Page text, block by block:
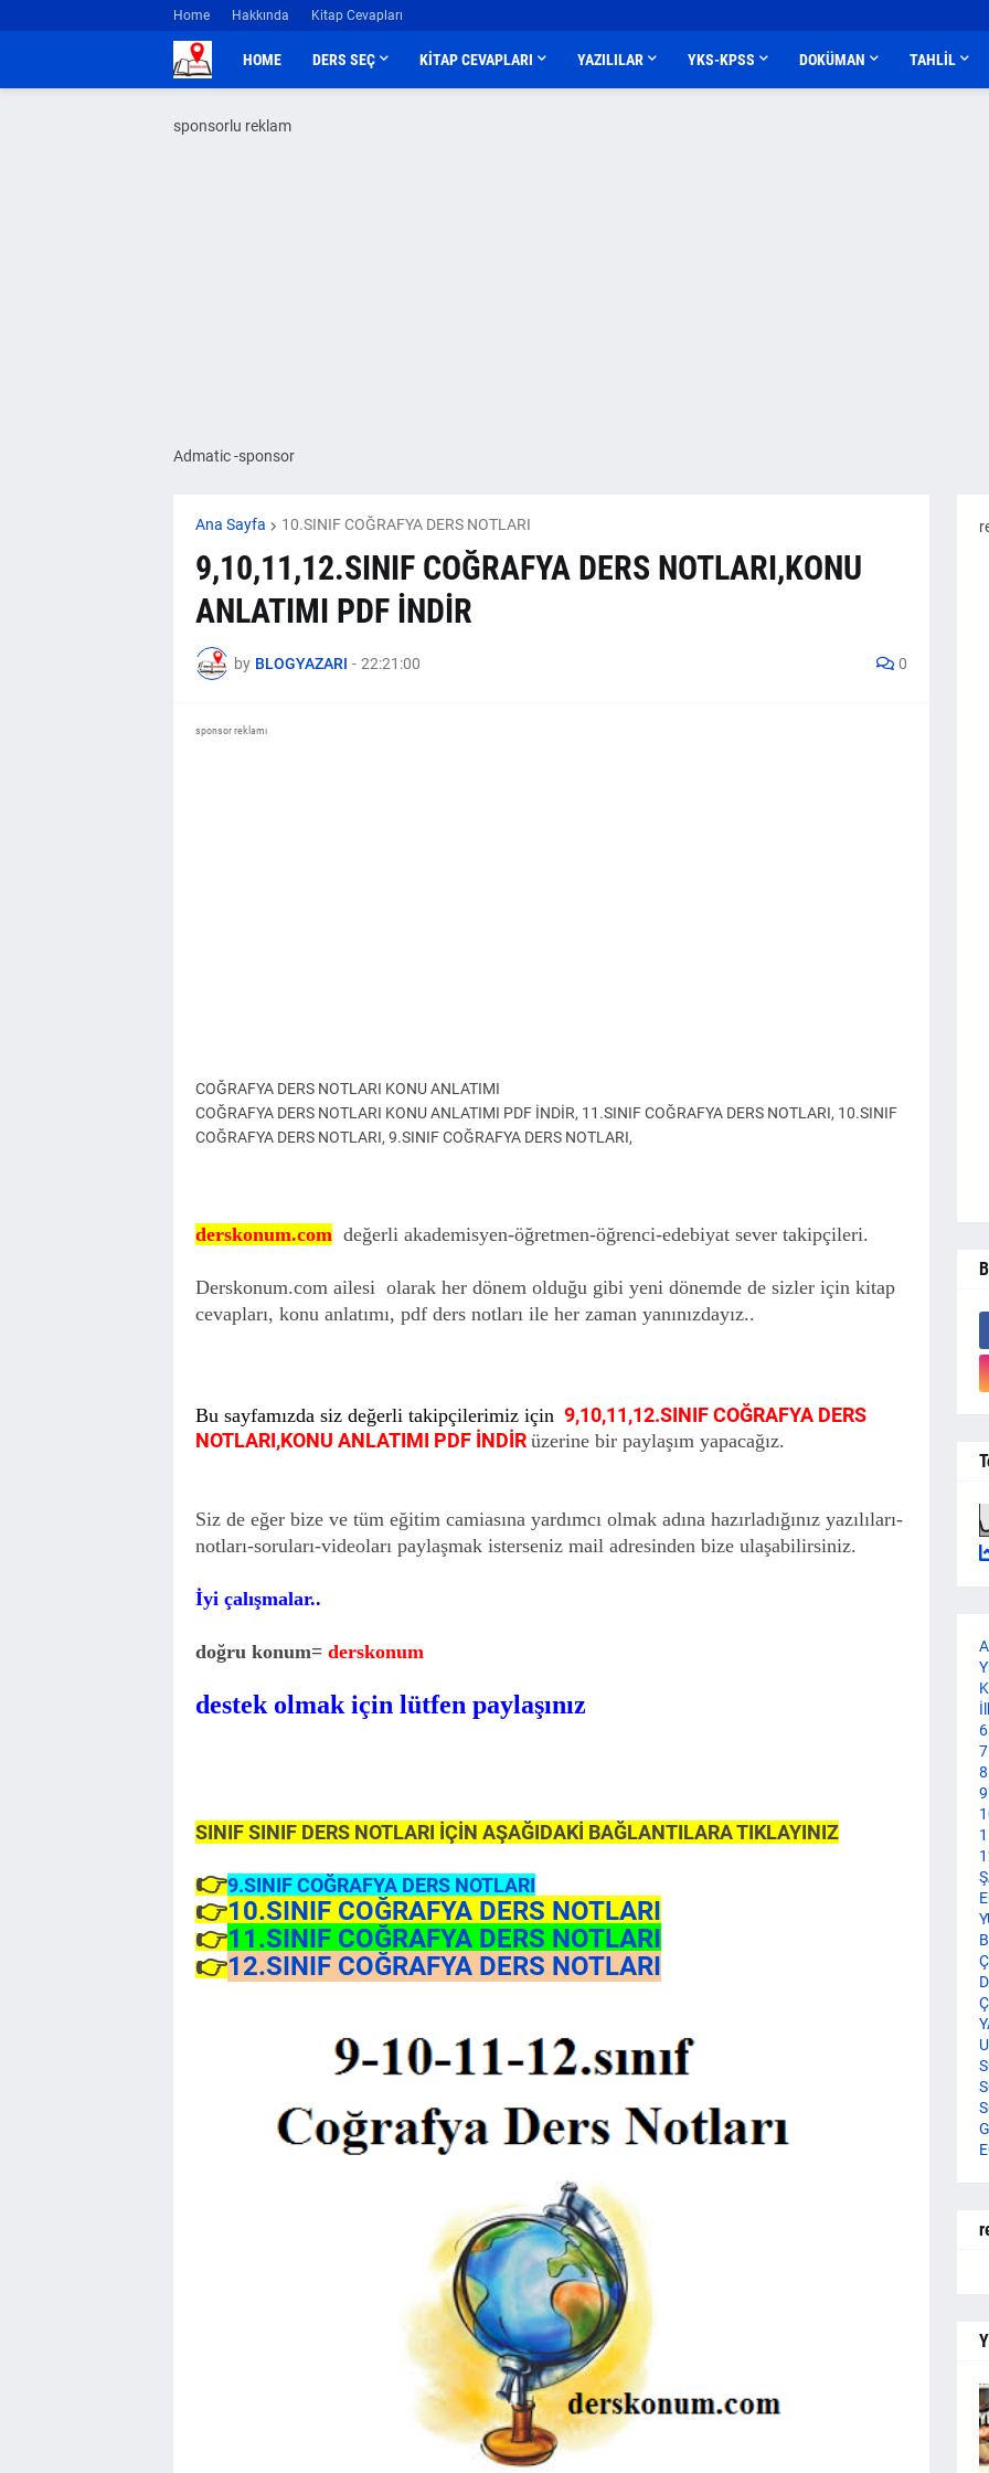
Home Hakkında Kitap Cevapları
HOME DERS SEÇ KİTAP CEVAPLARI YAZILILAR YKS-KPSS DOKÜMAN TAHLİL
sponsorlu reklam
Admatic -sponsor
Ana Sayfa 10.SINIF COĞRAFYA DERS NOTLARI
9,10,11,12.SINIF COĞRAFYA DERS NOTLARI,KONU
ANLATIMI PDF İNDİR
by BLOGYAZARI - 22:21:00 0
sponsor reklamı
COĞRAFYA DERS NOTLARI KONU ANLATIMI
COĞRAFYA DERS NOTLARI KONU ANLATIMI PDF İNDİR, 11.SINIF COĞRAFYA DERS NOTLARI, 10.SINIF
COĞRAFYA DERS NOTLARI, 9.SINIF COĞRAFYA DERS NOTLARI,
derskonum.com değerli akademisyen-öğretmen-öğrenci-edebiyat sever takipçileri.
Derskonum.com ailesi olarak her dönem olduğu gibi yeni dönemde de sizler için kitap
cevapları, konu anlatımı, pdf ders notları ile her zaman yanınızdayız..
Bu sayfamızda siz değerli takipçilerimiz için 9,10,11,12.SINIF COĞRAFYA DERS
NOTLARI,KONU ANLATIMI PDF İNDİR üzerine bir paylaşım yapacağız.
Siz de eğer bize ve tüm eğitim camiasına yardımcı olmak adına hazırladığınız yazılıları-
notları-soruları-videoları paylaşmak isterseniz mail adresinden bize ulaşabilirsiniz.
İyi çalışmalar..
doğru konum= derskonum
destek olmak için lütfen paylaşınız
SINIF SINIF DERS NOTLARI İÇİN AŞAĞIDAKİ BAĞLANTILARA TIKLAYINIZ
👉9.SINIF COĞRAFYA DERS NOTLARI
👉10.SINIF COĞRAFYA DERS NOTLARI
👉11.SINIF COĞRAFYA DERS NOTLARI
👉12.SINIF COĞRAFYA DERS NOTLARI